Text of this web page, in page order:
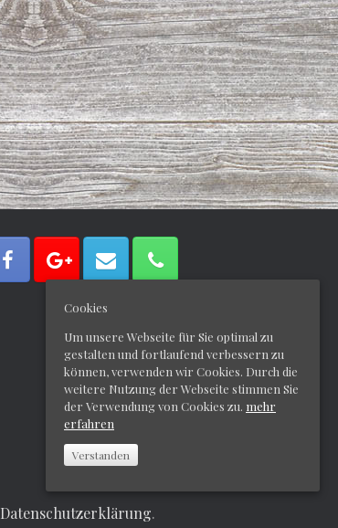
Datenschutzerklärung.
Cookies
Um unsere Webseite für Sie optimal zu
gestalten und fortlaufend verbessern zu
können, verwenden wir Cookies. Durch die
weitere Nutzung der Webseite stimmen Sie
der Verwendung von Cookies zu. mehr
erfahren
Verstanden